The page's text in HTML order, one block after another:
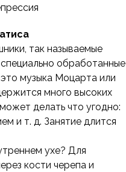
так называемые
обработанные
музыка Моцарта или
много высоких
делать что угодно:
и т. д. Занятие длится
ухе? Для
кости черепа и